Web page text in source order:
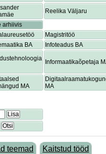
Reelika Väljaru
arhiivis
Magistritöö
BA
Infoteadus BA
Informaatikaõpetaja
MA
MA
Lisa
Otsi
teemad Kaitstud tööd